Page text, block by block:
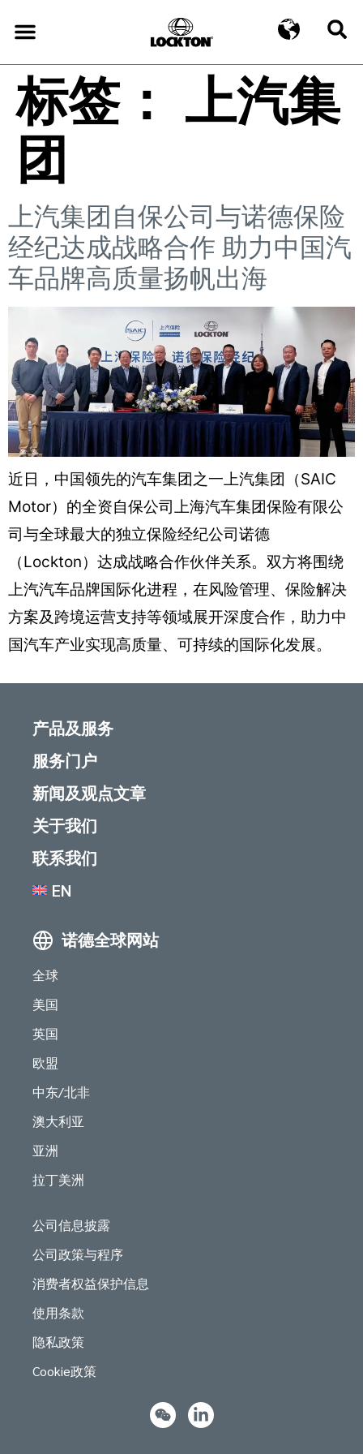
标签： 上汽集
团
上汽集团自保公司与诺德保险
经纪达成战略合作 助力中国汽
车品牌高质量扬帆出海
近日，中国领先的汽车集团之一上汽集团（SAIC
Motor）的全资自保公司上海汽车集团保险有限公
司与全球最大的独立保险经纪公司诺德
（Lockton）达成战略合作伙伴关系。双方将围绕
上汽汽车品牌国际化进程，在风险管理、保险解决
方案及跨境运营支持等领域展开深度合作，助力中
国汽车产业实现高质量、可持续的国际化发展。
产品及服务
服务门户
新闻及观点文章
关于我们
联系我们
EN
诺德全球网站
全球
美国
英国
欧盟
中东/北非
澳大利亚
亚洲
拉丁美洲
公司信息披露
公司政策与程序
消费者权益保护信息
使用条款
隐私政策
Cookie政策